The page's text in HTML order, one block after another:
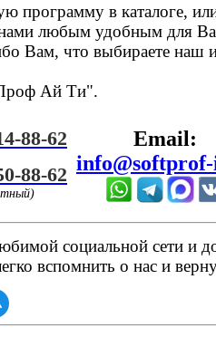
в каталоге,
любым удобным для
Вам, что выбираете наш
Ай Ти".
88-62
88-62
Email:
социальной сети и
вспомнить о нас и